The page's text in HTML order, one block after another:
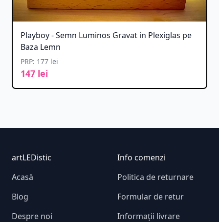
Playboy - Semn Luminos Gravat in Plexiglas pe
Baza Lemn
PRP: 177 lei
147 lei
Footer
artLEDistic
Acasă
Blog
Despre noi
Info comenzi
Politica de returnare
Formular de retur
Informații livrare